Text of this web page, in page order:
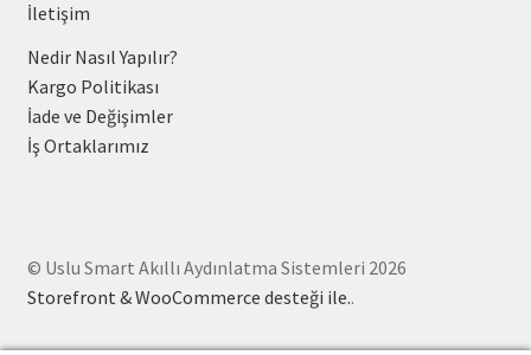
İletişim
Nedir Nasıl Yapılır?
Kargo Politikası
İade ve Değişimler
İş Ortaklarımız
© Uslu Smart Akıllı Aydınlatma Sistemleri 2026
Storefront & WooCommerce desteği ile..